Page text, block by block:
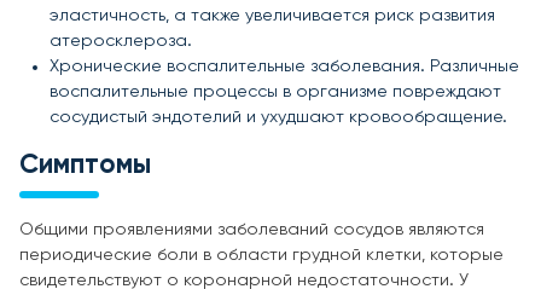
эластичность, а также увеличивается риск развития
атеросклероза.
Хронические воспалительные заболевания. Различные
воспалительные процессы в организме повреждают
сосудистый эндотелий и ухудшают кровообращение.
Симптомы
Общими проявлениями заболеваний сосудов являются
периодические боли в области грудной клетки, которые
свидетельствуют о коронарной недостаточности. У